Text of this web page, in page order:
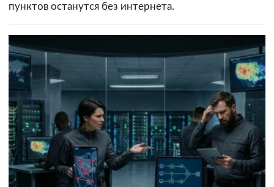
пунктов останутся без интернета.